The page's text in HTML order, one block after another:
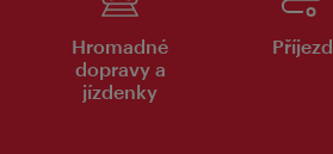
Hromadné
dopravy a
jízdenky
Příjezd